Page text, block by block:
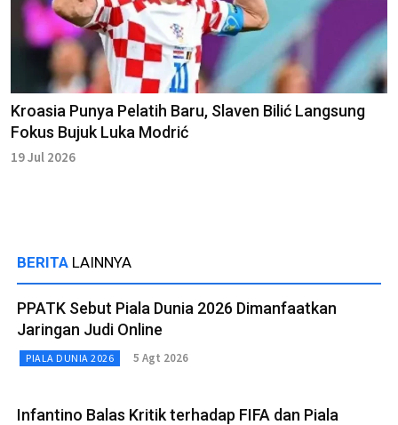
Kroasia Punya Pelatih Baru, Slaven Bilić Langsung
Fokus Bujuk Luka Modrić
19 Jul 2026
BERITA LAINNYA
PPATK Sebut Piala Dunia 2026 Dimanfaatkan
Jaringan Judi Online
PIALA DUNIA 2026 5 Agt 2026
Infantino Balas Kritik terhadap FIFA dan Piala